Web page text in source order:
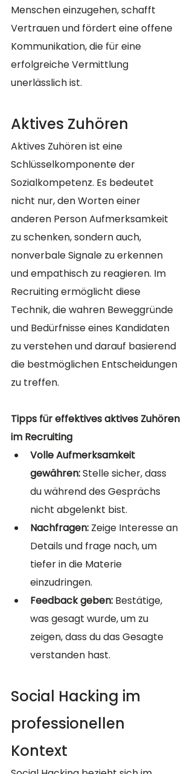
Menschen einzugehen, schafft
Vertrauen und fördert eine offene
Kommunikation, die für eine
erfolgreiche Vermittlung
unerlässlich ist.
Aktives Zuhören
Aktives Zuhören ist eine
Schlüsselkomponente der
Sozialkompetenz. Es bedeutet
nicht nur, den Worten einer
anderen Person Aufmerksamkeit
zu schenken, sondern auch,
nonverbale Signale zu erkennen
und empathisch zu reagieren. Im
Recruiting ermöglicht diese
Technik, die wahren Beweggründe
und Bedürfnisse eines Kandidaten
zu verstehen und darauf basierend
die bestmöglichen Entscheidungen
zu treffen.
Tipps für effektives aktives Zuhören
im Recruiting
Volle Aufmerksamkeit
gewähren: Stelle sicher, dass
du während des Gesprächs
nicht abgelenkt bist.
Nachfragen: Zeige Interesse an
Details und frage nach, um
tiefer in die Materie
einzudringen.
Feedback geben: Bestätige,
was gesagt wurde, um zu
zeigen, dass du das Gesagte
verstanden hast.
Social Hacking im
professionellen
Kontext